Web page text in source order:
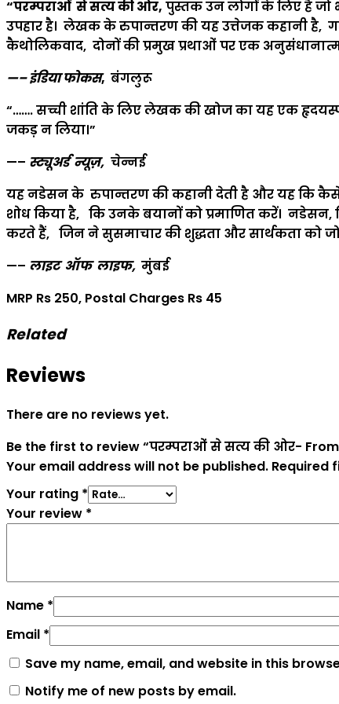
“परम्पराओं से सत्य की ओर, पुस्तक उन लोगों के लिए है जो
उपहार है। लेखक के रुपान्तरण की यह उत्तेजक कहानी है,
कैथोलिकवाद, दोनों की प्रमुख प्रथाओं पर एक
—–इंडिया फोकस, बंगलुरू
“……. सच्ची शांति के लिए लेखक की खोज का यह एक
जकड़ न लिया।”
—– स्ट्यूअर्ड न्यूज़, चेन्नई
यह नडेसन के रुपान्तरण की कहानी देती है और यह कि कैसे
शोध किया है, कि उनके बयानों को प्रमाणित करें। नडेसन,
करते हैं, जिन ने सुसमाचार की शुद्धता और सार्थकता को
—– लाइट ऑफ लाइफ, मुंबई
MRP Rs 250, Postal Charges Rs 45
Related
Reviews
There are no reviews yet.
Be the first to review “परम्पराओं से सत्य की ओर-
Your email address will not be published. Required
Your rating *
Your review *
Name *
Email *
Save my name, email, and website in this
Notify me of new posts by email.